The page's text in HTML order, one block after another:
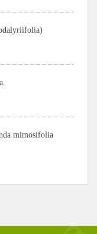
mimosifolia